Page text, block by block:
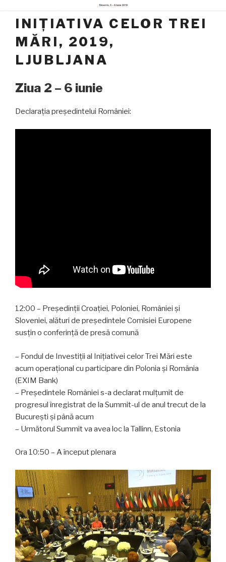
INIȚIATIVA CELOR TREI
MĂRI, 2019,
LJUBLJANA
Ziua 2 – 6 iunie
Declarația președintelui României:
12:00 – Președinții Croației, Poloniei, României și
Sloveniei, alături de președintele Comisiei Europene
susțin o conferință de presă comună
– Fondul de Investiții al Inițiativei celor Trei Mări este
acum operațional cu participare din Polonia și România
(EXIM Bank)
– Președintele României s-a declarat mulțumit de
progresul înregistrat de la Summit-ul de anul trecut de la
București și până acum
– Următorul Summit va avea loc la Tallinn, Estonia
Ora 10:50 – A început plenara